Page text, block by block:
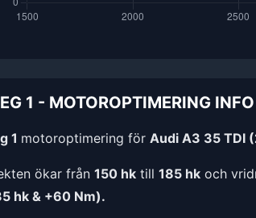
1 - MOTOROPTIMERING INFO
1 motoroptimering för Audi A3 35 TDI
ökar från 150 hk till 185 hk och
hk & +60 Nm).